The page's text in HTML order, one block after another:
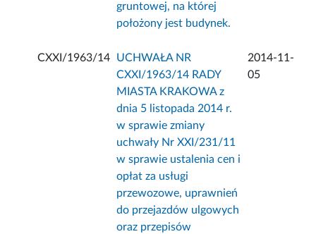
gruntowej, na której
położony jest budynek.
CXXI/1963/14
UCHWAŁA NR
CXXI/1963/14 RADY
MIASTA KRAKOWA z
dnia 5 listopada 2014 r.
w sprawie zmiany
uchwały Nr XXI/231/11
w sprawie ustalenia cen i
opłat za usługi
przewozowe, uprawnień
do przejazdów ulgowych
oraz przepisów
2014-11-
05